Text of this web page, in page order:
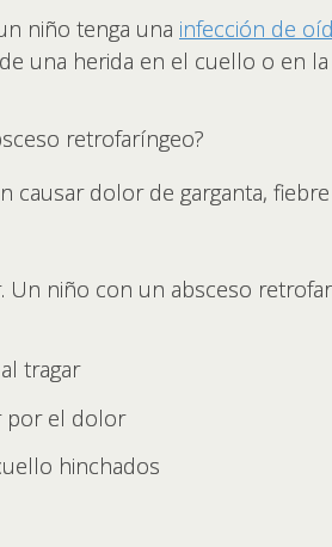
niño tenga una infección de
una herida en el cuello o en la
retrofaríngeo?
dolor de garganta,
niño con un absceso
tragar
por el dolor
hinchados